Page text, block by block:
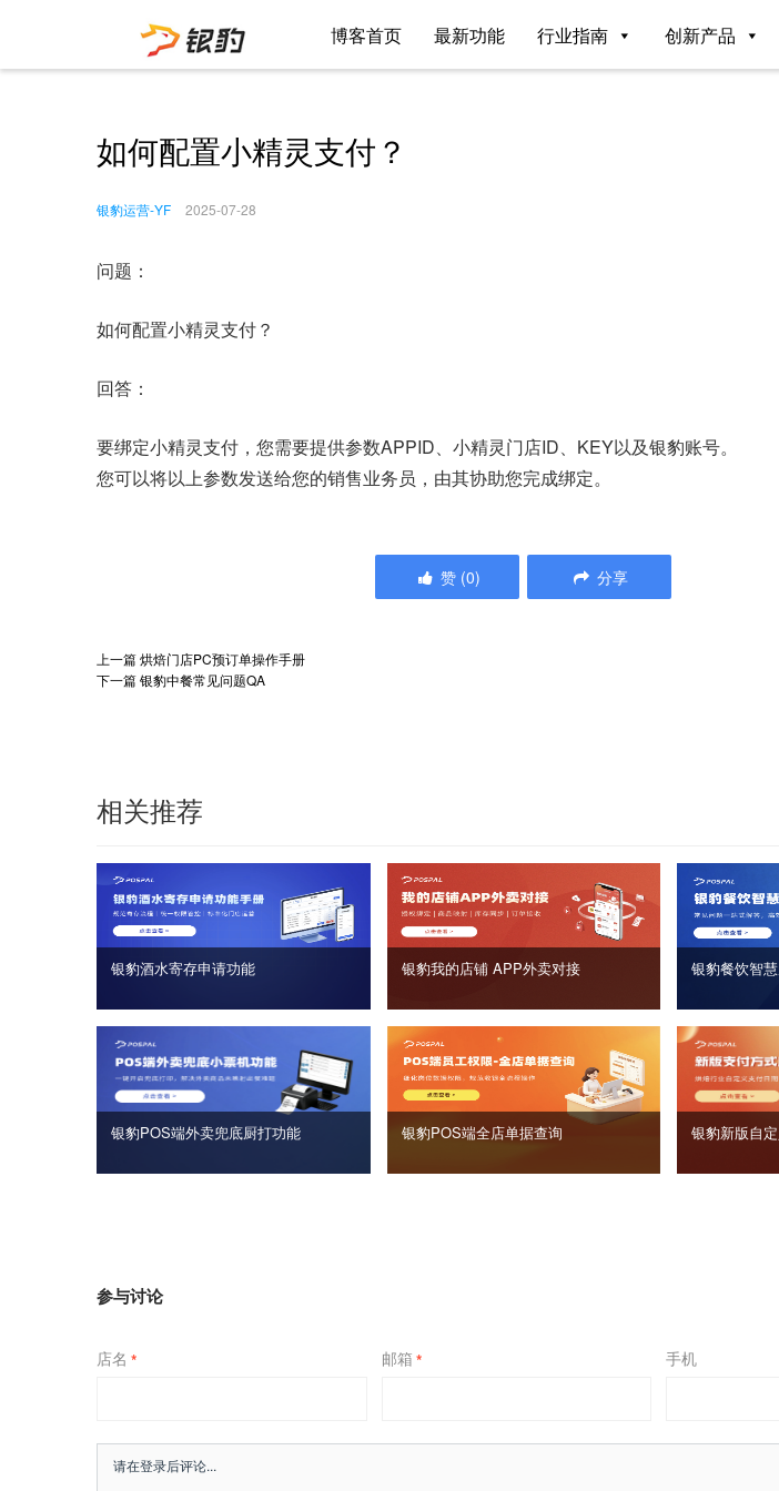
博客首页 最新功能 行业指南 创新产品
如何配置小精灵支付？
银豹运营-YF 2025-07-28
问题：
如何配置小精灵支付？
回答：
要绑定小精灵支付，您需要提供参数APPID、小精灵门店ID、KEY以及银豹账号。
您可以将以上参数发送给您的销售业务员，由其协助您完成绑定。
赞 (0) 分享
上一篇烘焙门店PC预订单操作手册
下一篇银豹中餐常见问题QA
相关推荐
银豹酒水寄存申请功能 银豹我的店铺 APP外卖对接 银豹餐饮智
银豹POS端外卖兜底厨打功能 银豹POS端全店单据查询 银豹新版自
参与讨论
店名 * 邮箱 * 手机